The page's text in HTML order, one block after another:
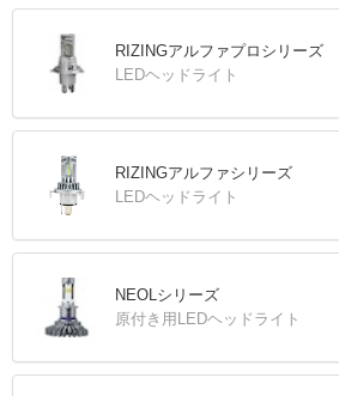
RIZINGアルファプロシリーズ
LEDヘッドライト
RIZINGアルファシリーズ
LEDヘッドライト
NEOLシリーズ
原付き用LEDヘッドライト